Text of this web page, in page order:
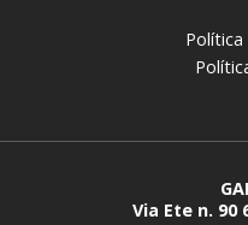
Política
Via Ete n. 90